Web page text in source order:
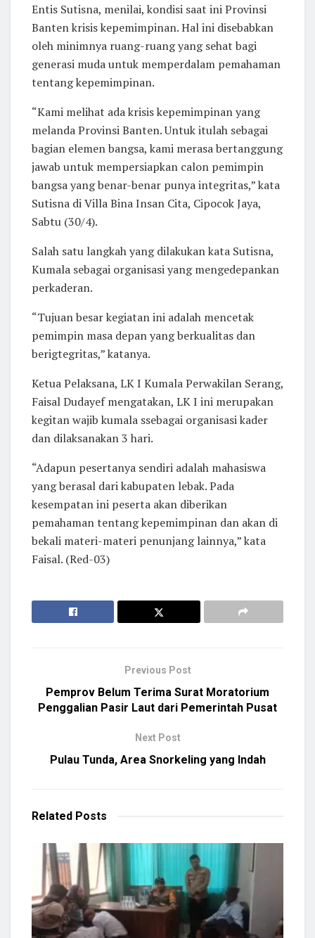
Entis Sutisna, menilai, kondisi saat ini Provinsi
Banten krisis kepemimpinan. Hal ini disebabkan
oleh minimnya ruang-ruang yang sehat bagi
generasi muda untuk memperdalam pemahaman
tentang kepemimpinan.
“Kami melihat ada krisis kepemimpinan yang
melanda Provinsi Banten. Untuk itulah sebagai
bagian elemen bangsa, kami merasa bertanggung
jawab untuk mempersiapkan calon pemimpin
bangsa yang benar-benar punya integritas,” kata
Sutisna di Villa Bina Insan Cita, Cipocok Jaya,
Sabtu (30/4).
Salah satu langkah yang dilakukan kata Sutisna,
Kumala sebagai organisasi yang mengedepankan
perkaderan.
“Tujuan besar kegiatan ini adalah mencetak
pemimpin masa depan yang berkualitas dan
berigtegritas,” katanya.
Ketua Pelaksana, LK I Kumala Perwakilan Serang,
Faisal Dudayef mengatakan, LK I ini merupakan
kegitan wajib kumala ssebagai organisasi kader
dan dilaksanakan 3 hari.
“Adapun pesertanya sendiri adalah mahasiswa
yang berasal dari kabupaten lebak. Pada
kesempatan ini peserta akan diberikan
pemahaman tentang kepemimpinan dan akan di
bekali materi-materi penunjang lainnya,” kata
Faisal. (Red-03)
Previous Post
Pemprov Belum Terima Surat Moratorium
Penggalian Pasir Laut dari Pemerintah Pusat
Next Post
Pulau Tunda, Area Snorkeling yang Indah
Related Posts